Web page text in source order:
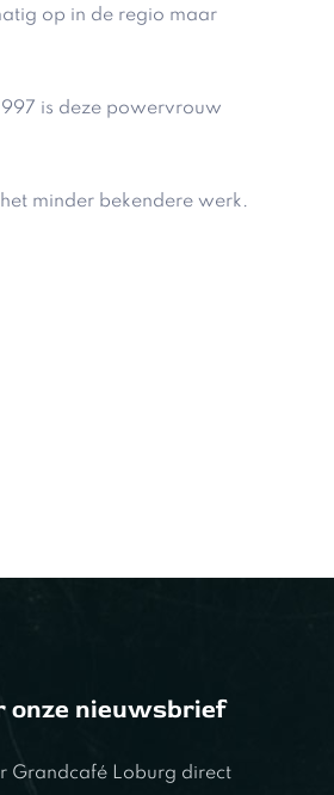
op in de regio maar
is deze powervrouw
minder bekendere werk.
onze nieuwsbrief
Grandcafé Loburg direct